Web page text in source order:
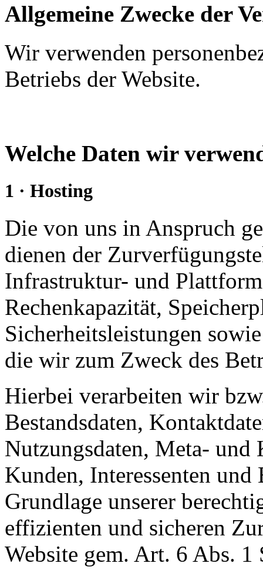
Allgemeine Zwecke der
Wir verwenden
Betriebs der Website.
Welche Daten wir
1 · Hosting
Die von uns in Anspruch
dienen der
Infrastruktur- und
Rechenkapazität,
Sicherheitsleistungen
die wir zum Zweck des
Hierbei verarbeiten wir
Bestandsdaten,
Nutzungsdaten, Meta-
Kunden, Interessenten und
Grundlage unserer
effizienten und sicheren
Website gem. Art. 6 Abs.